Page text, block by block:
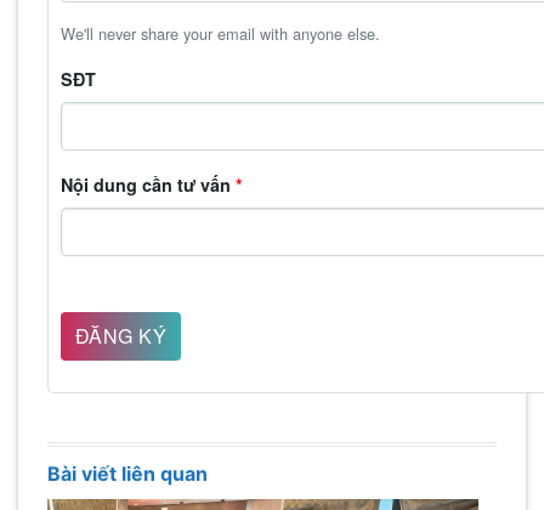
We'll never share your email with anyone else.
SĐT
Nội dung cần tư vấn *
Bài viết liên quan